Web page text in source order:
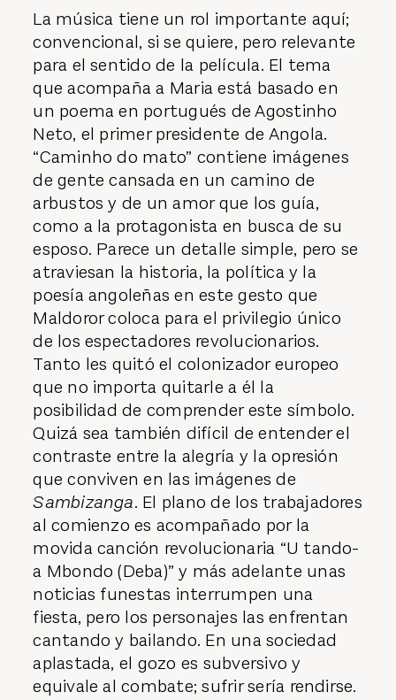
La música tiene un rol importante aquí;
convencional, si se quiere, pero relevante
para el sentido de la película. El tema
que acompaña a Maria está basado en
un poema en portugués de Agostinho
Neto, el primer presidente de Angola.
“Caminho do mato” contiene imágenes
de gente cansada en un camino de
arbustos y de un amor que los guía,
como a la protagonista en busca de su
esposo. Parece un detalle simple, pero se
atraviesan la historia, la política y la
poesía angoleñas en este gesto que
Maldoror coloca para el privilegio único
de los espectadores revolucionarios.
Tanto les quitó el colonizador europeo
que no importa quitarle a él la
posibilidad de comprender este símbolo.
Quizá sea también difícil de entender el
contraste entre la alegría y la opresión
que conviven en las imágenes de
Sambizanga. El plano de los trabajadores
al comienzo es acompañado por la
movida canción revolucionaria “U tando-
a Mbondo (Deba)” y más adelante unas
noticias funestas interrumpen una
fiesta, pero los personajes las enfrentan
cantando y bailando. En una sociedad
aplastada, el gozo es subversivo y
equivale al combate; sufrir sería rendirse.